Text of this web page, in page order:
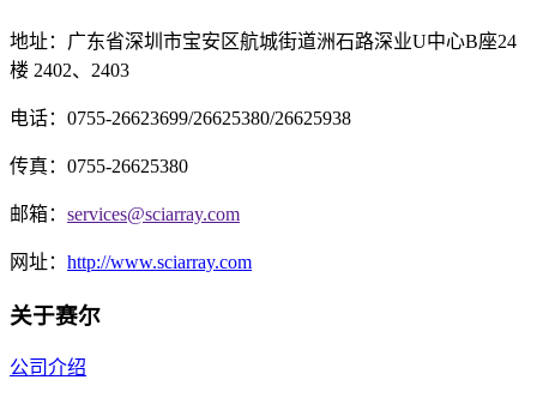
地址： 广东省深圳市宝安区航城街道洲石路深业U中心B座24
楼 2402、2403
电话：0755-26623699/26625380/26625938
传真： 0755-26625380
邮箱： services@sciarray.com
网址： http://www.sciarray.com
关于赛尔
公司介绍